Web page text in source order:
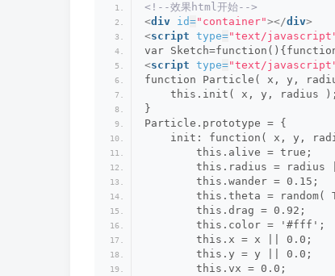
<!--效果html开始-->
<div id="container"></div>
<script type="text/
var
<script type="text/
function Particle( x, y,
    this.init( x, y, radius );
}
Particle.prototype = {
init: function( x, y,
        this.alive = true;
this.radius = radius
        this.wander = 0.15;
this.theta = random(
        this.drag = 0.92;
        this.color = '#fff';
        this.x = x || 0.0;
        this.y = y || 0.0;
        this.vx = 0.0;